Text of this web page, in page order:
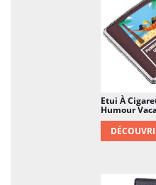
Etui À
Humour